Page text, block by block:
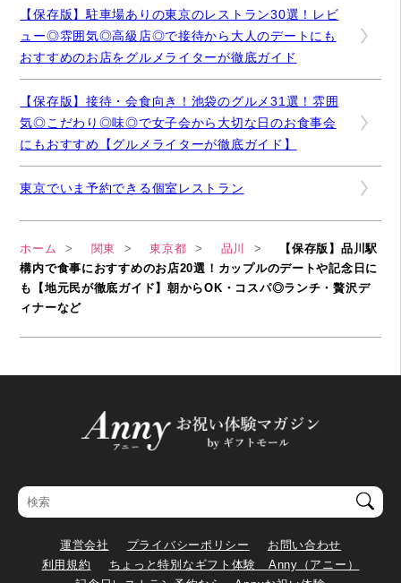
【保存版】駐車場ありの東京のレストラン30選！レビ
ュー◎雰囲気◎高級店◎で接待から大人のデートにも
おすすめのお店をグルメライターが徹底ガイド
【保存版】接待・会食向き！池袋のグルメ31選！雰囲
気◎こだわり◎味◎で女子会から大切な日のお食事会
にもおすすめ【グルメライターが徹底ガイド】
東京でいま予約できる個室レストラン
ホーム 関東 東京都 品川
【保存版】品川駅
構内で食事におすすめのお店20選！カップルのデートや記念日に
も【地元民が徹底ガイド】朝からOK・コスパ◎ランチ・贅沢デ
ィナーなど
運営会社 プライバシーポリシー
お問い合わせ
利用規約
ちょっと特別なギフト体験 Anny（アニー）